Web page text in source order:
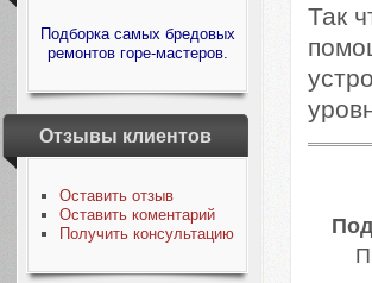
Подборка самых бредовых
ремонтов горе-мастеров.
Отзывы клиентов
Оставить отзыв
Оставить коментарий
Получить консультацию
Так